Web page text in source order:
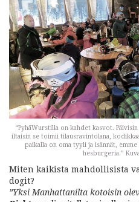
“PyhäWurstilla on kahdet kasvot.
iltaisin se toimii tilausravintolana,
paikalla on oma tyyli ja isännät,
hesburgeria.”
Miten kaikista mahdollisista
dogit?
”Yksi Manhattanilta kotoisin